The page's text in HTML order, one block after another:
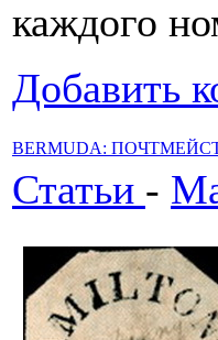
каждого
Добавить
BERMUDA:
Статьи -